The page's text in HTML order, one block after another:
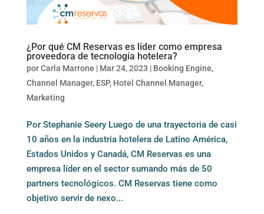
¿Por qué CM Reservas es líder como empresa
proveedora de tecnología hotelera?
porCarla Marrone | Mar 24, 2023 | Booking Engine,
Channel Manager, ESP, Hotel Channel Manager,
Marketing
Por Stephanie Seery Luego de una trayectoria de casi
10 años en la industria hotelera de Latino América,
Estados Unidos y Canadá, CM Reservas es una
empresa líder en el sector sumando más de 50
partners tecnológicos. CM Reservas tiene como
objetivo servir de nexo...